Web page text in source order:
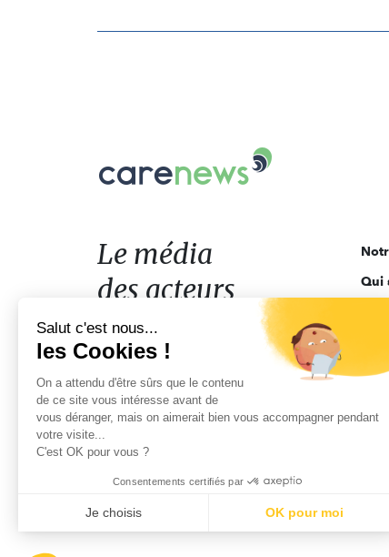
Le
acteurs
de
l'engagement
Le média
des acteurs
de l'engagement
Qui
Salut c'est nous...
les Cookies !
On a attendu d'être sûrs que le contenu
de ce site vous intéresse avant de
vous déranger, mais on aimerait bien vous accompagner pendant
votre visite...
C'est OK pour vous ?
Consentements certifiés par
Je choisis OK pour moi